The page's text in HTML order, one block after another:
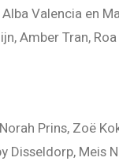
Valencia en
Amber Tran,
Prins, Zoë
Disseldorp, Meis